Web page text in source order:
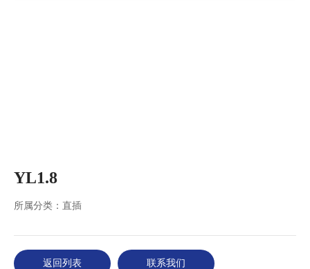
YL1.8
所属分类： 直插
返回列表 联系我们